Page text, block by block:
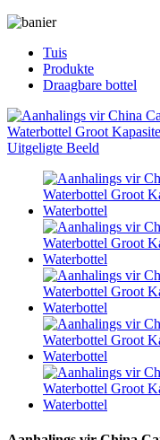
Tuis
Produkte
Draagbare bottel